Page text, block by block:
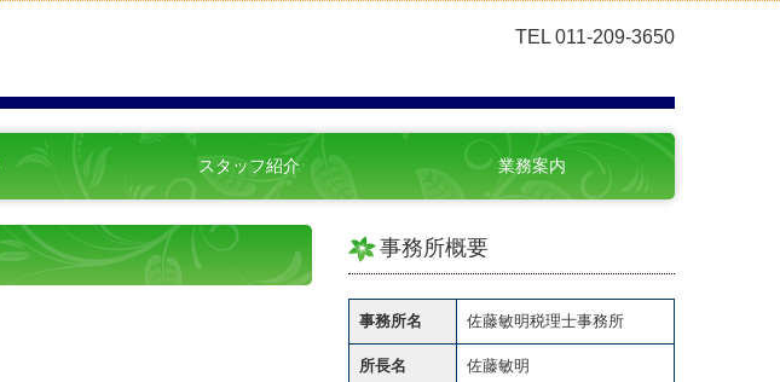
TEL 011-209-3650
スタッフ紹介 業務案内
事務所概要
事務所名 佐藤敏明税理士事務所
所長名 佐藤敏明